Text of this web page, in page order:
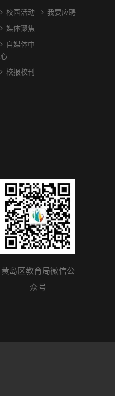
校园活动
媒体聚焦
自媒体中
心
校报校刊
我要应聘
黄岛区教育局微信公
众号